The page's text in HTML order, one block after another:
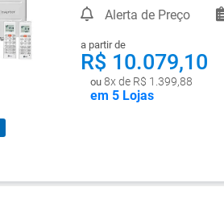
Alerta de Preço
a partir de
R$ 10.079,10
ou 8x de R$ 1.399,88
em 5 Lojas